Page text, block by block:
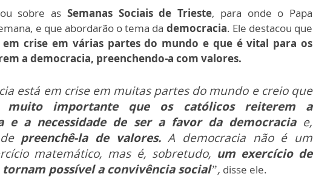
sobre as Semanas Sociais de Trieste, para onde o Papa
e que abordarão o tema da democracia. Ele destacou que
em crise em várias partes do mundo e que é vital para os
a democracia, preenchendo-a com valores.
está em crise em muitas partes do mundo e creio que
muito importante que os católicos reiterem a
e a necessidade de ser a favor da democraciae,
preenchê-la de valores.A democracia não é um
matemático, mas é, sobretudo, um exercício de
possível a convivência social”, disse ele.